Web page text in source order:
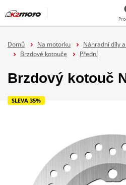
Domů Na motorku Náhradní díly
Brzdové kotouče
Přední
Brzdový kotouč
SLEVA 35%